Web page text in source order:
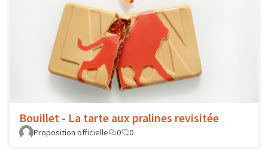
Bouillet - La tarte aux pralines revisitée
Proposition officielle 0 0